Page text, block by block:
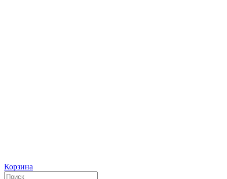
Корзина